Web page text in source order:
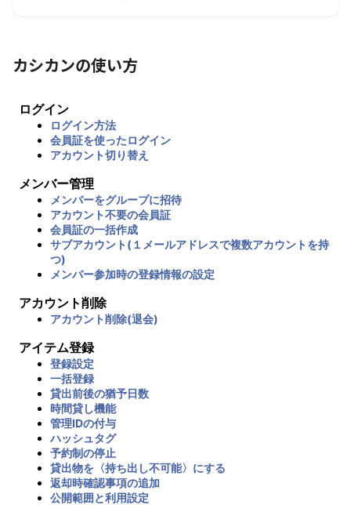
カシカンの使い方
ログイン
ログイン方法
会員証を使ったログイン
アカウント切り替え
メンバー管理
メンバーをグループに招待
アカウント不要の会員証
会員証の一括作成
サブアカウント(１メールアドレスで複数アカウントを持
つ)
メンバー参加時の登録情報の設定
アカウント削除
アカウント削除(退会)
アイテム登録
登録設定
一括登録
貸出前後の猶予日数
時間貸し機能
管理IDの付与
ハッシュタグ
予約制の停止
貸出物を〈持ち出し不可能〉にする
返却時確認事項の追加
公開範囲と利用設定